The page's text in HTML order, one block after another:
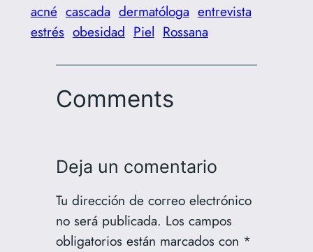
acné cascada dermatóloga entrevista
estrés obesidad Piel Rossana
Comments
Deja un comentario
Tu dirección de correo electrónico
no será publicada. Los campos
obligatorios están marcados con *